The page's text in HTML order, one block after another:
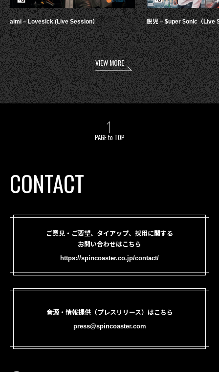
aimi – Lovesick (Live Session） 鋭児 – $uper $onic（Live
VIEW MORE
PAGE to TOP
CONTACT
ご意見・ご要望、タイアップ、採用に関する
お問い合わせはこちら
https://spincoaster.co.jp/contact/
音源・情報提供（プレスリリース）はこちら
press@spincoaster.com